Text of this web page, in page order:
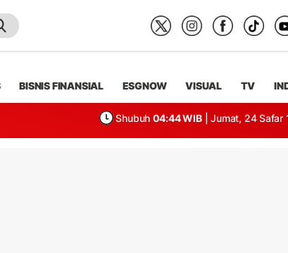
BISNIS FINANSIAL ESGNOW VISUAL TV
Shubuh 04:44 WIB | Jumat, 24 Safar